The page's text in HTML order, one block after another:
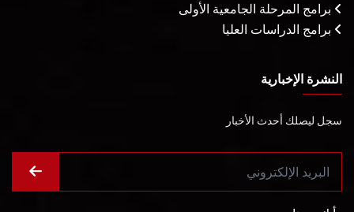
برامج المرحلة الجامعية الأولى
برامج الدراسات العليا
النشرة الإخبارية
سجل ليصلك أحدث الأخبار